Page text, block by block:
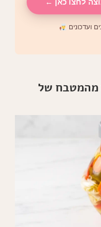
לחצו כאן ←
ועדכונים
מהמטבח של